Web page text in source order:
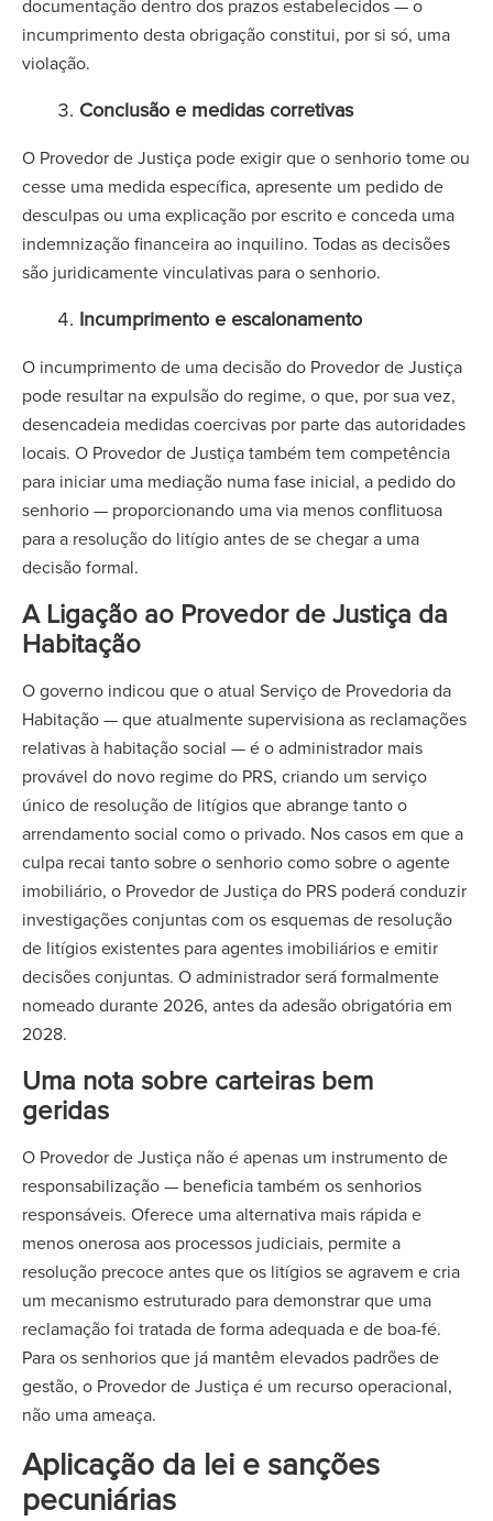
documentação dentro dos prazos estabelecidos — o
incumprimento desta obrigação constitui, por si só, uma
violação.
Conclusão e medidas corretivas
O Provedor de Justiça pode exigir que o senhorio tome ou
cesse uma medida específica, apresente um pedido de
desculpas ou uma explicação por escrito e conceda uma
indemnização financeira ao inquilino. Todas as decisões
são juridicamente vinculativas para o senhorio.
Incumprimento e escalonamento
O incumprimento de uma decisão do Provedor de Justiça
pode resultar na expulsão do regime, o que, por sua vez,
desencadeia medidas coercivas por parte das autoridades
locais. O Provedor de Justiça também tem competência
para iniciar uma mediação numa fase inicial, a pedido do
senhorio — proporcionando uma via menos conflituosa
para a resolução do litígio antes de se chegar a uma
decisão formal.
A Ligação ao Provedor de Justiça da
Habitação
O governo indicou que o atual Serviço de Provedoria da
Habitação — que atualmente supervisiona as reclamações
relativas à habitação social — é o administrador mais
provável do novo regime do PRS, criando um serviço
único de resolução de litígios que abrange tanto o
arrendamento social como o privado. Nos casos em que a
culpa recai tanto sobre o senhorio como sobre o agente
imobiliário, o Provedor de Justiça do PRS poderá conduzir
investigações conjuntas com os esquemas de resolução
de litígios existentes para agentes imobiliários e emitir
decisões conjuntas. O administrador será formalmente
nomeado durante 2026, antes da adesão obrigatória em
2028.
Uma nota sobre carteiras bem
geridas
O Provedor de Justiça não é apenas um instrumento de
responsabilização — beneficia também os senhorios
responsáveis. Oferece uma alternativa mais rápida e
menos onerosa aos processos judiciais, permite a
resolução precoce antes que os litígios se agravem e cria
um mecanismo estruturado para demonstrar que uma
reclamação foi tratada de forma adequada e de boa-fé.
Para os senhorios que já mantêm elevados padrões de
gestão, o Provedor de Justiça é um recurso operacional,
não uma ameaça.
Aplicação da lei e sanções
pecuniárias